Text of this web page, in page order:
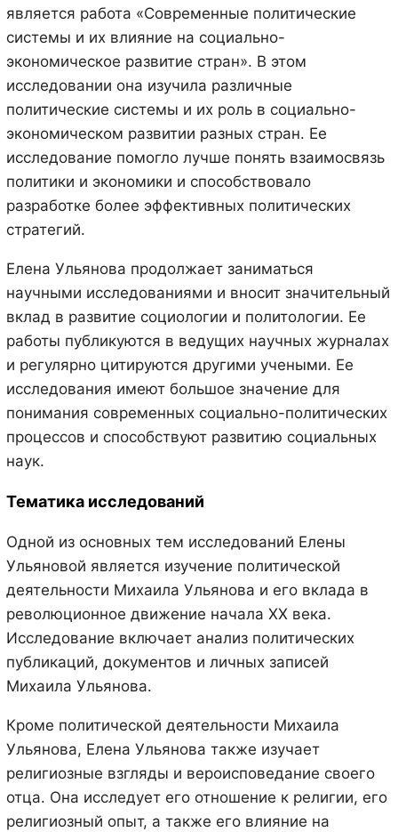
является работа «Современные политические
системы и их влияние на социально-
экономическое развитие стран». В этом
исследовании она изучила различные
политические системы и их роль в социально-
экономическом развитии разных стран. Ее
исследование помогло лучше понять взаимосвязь
политики и экономики и способствовало
разработке более эффективных политических
стратегий.
Елена Ульянова продолжает заниматься
научными исследованиями и вносит значительный
вклад в развитие социологии и политологии. Ее
работы публикуются в ведущих научных журналах
и регулярно цитируются другими учеными. Ее
исследования имеют большое значение для
понимания современных социально-политических
процессов и способствуют развитию социальных
наук.
Тематика исследований
Одной из основных тем исследований Елены
Ульяновой является изучение политической
деятельности Михаила Ульянова и его вклада в
революционное движение начала XX века.
Исследование включает анализ политических
публикаций, документов и личных записей
Михаила Ульянова.
Кроме политической деятельности Михаила
Ульянова, Елена Ульянова также изучает
религиозные взгляды и вероисповедание своего
отца. Она исследует его отношение к религии, его
религиозный опыт, а также его влияние на